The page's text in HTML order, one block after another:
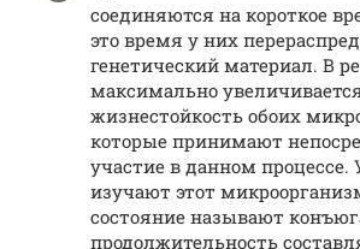
соединяются на короткое
это время у них
генетический материал. В
максимально
жизнестойкость обоих
которые принимают
участие в данном процессе.
изучают этот
состояние называют
продолжительность